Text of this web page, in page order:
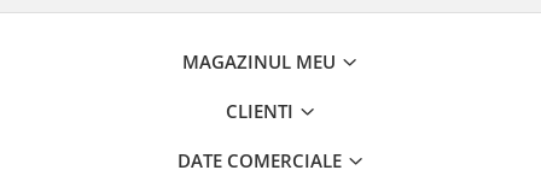
MAGAZINUL MEU
CLIENTI
DATE COMERCIALE